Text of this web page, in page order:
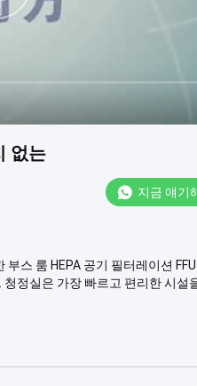
없는
지금 얘기
스 룸 HEPA 공기 필터레이션
정실은 가장 빠르고 편리한 시설